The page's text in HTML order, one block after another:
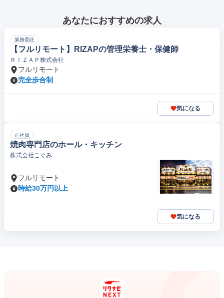
あなたにおすすめの求人
業務委託
【フルリモート】RIZAPの管理栄養士・保健師
ＲＩＺＡＰ株式会社
フルリモート
完全歩合制
気になる
正社員
焼肉専門店のホール・キッチン
株式会社こぐみ
フルリモート
時給30万円以上
気になる